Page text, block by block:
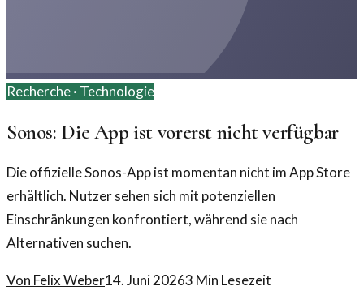
Recherche · Technologie
Sonos: Die App ist vorerst nicht verfügbar
Die offizielle Sonos-App ist momentan nicht im App Store
erhältlich. Nutzer sehen sich mit potenziellen
Einschränkungen konfrontiert, während sie nach
Alternativen suchen.
Von Felix Weber14. Juni 20263 Min Lesezeit